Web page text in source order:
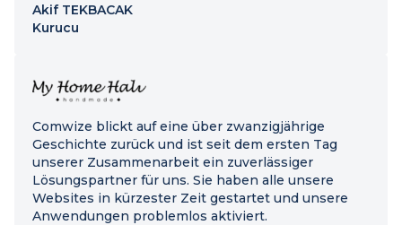
Akif TEKBACAK
Kurucu
Comwize blickt auf eine über zwanzigjährige
Geschichte zurück und ist seit dem ersten Tag
unserer Zusammenarbeit ein zuverlässiger
Lösungspartner für uns. Sie haben alle unsere
Websites in kürzester Zeit gestartet und unsere
Anwendungen problemlos aktiviert.